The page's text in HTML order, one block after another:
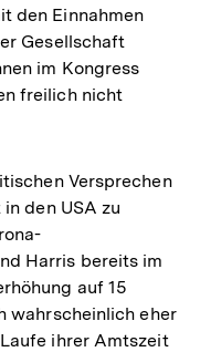
den Einnahmen
Gesellschaft
im Kongress
freilich nicht
Versprechen
den USA zu
Harris bereits im
auf 15
wahrscheinlich eher
ihrer Amtszeit